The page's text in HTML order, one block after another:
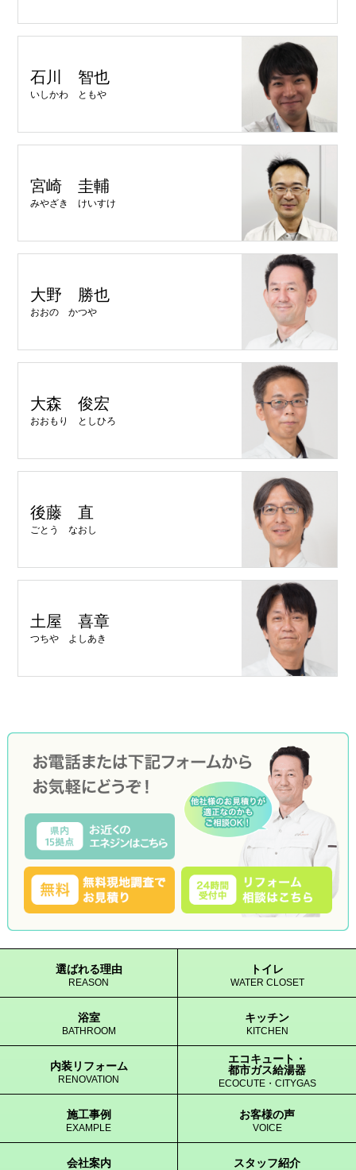
石川 智也
いしかわ ともや
宮崎 圭輔
みやざき けいすけ
大野 勝也
おおの かつや
大森 俊宏
おおもり としひろ
後藤 直
ごとう なおし
土屋 喜章
つちや よしあき
選ばれる理由
REASON
トイレ
WATER CLOSET
浴室
BATHROOM
キッチン
KITCHEN
内装リフォーム
RENOVATION
エコキュート・
都市ガス給湯器
ECOCUTE・CITYGAS
施工事例
EXAMPLE
お客様の声
VOICE
会社案内 スタッフ紹介